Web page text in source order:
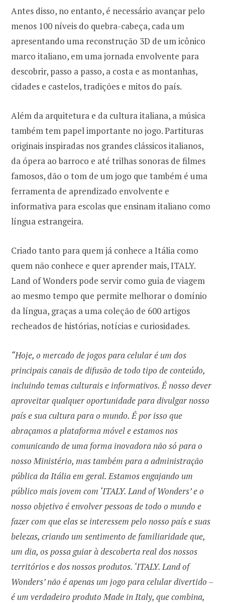
Antes disso, no entanto, é necessário avançar pelo
menos 100 níveis do quebra-cabeça, cada um
apresentando uma reconstrução 3D de um icônico
marco italiano, em uma jornada envolvente para
descobrir, passo a passo, a costa e as montanhas,
cidades e castelos, tradições e mitos do país.
Além da arquitetura e da cultura italiana, a música
também tem papel importante no jogo. Partituras
originais inspiradas nos grandes clássicos italianos,
da ópera ao barroco e até trilhas sonoras de filmes
famosos, dão o tom de um jogo que também é uma
ferramenta de aprendizado envolvente e
informativa para escolas que ensinam italiano como
língua estrangeira.
Criado tanto para quem já conhece a Itália como
quem não conhece e quer aprender mais, ITALY.
Land of Wonders pode servir como guia de viagem
ao mesmo tempo que permite melhorar o domínio
da língua, graças a uma coleção de 600 artigos
recheados de histórias, notícias e curiosidades.
“Hoje, o mercado de jogos para celular é um dos
principais canais de difusão de todo tipo de conteúdo,
incluindo temas culturais e informativos. É nosso dever
aproveitar qualquer oportunidade para divulgar nosso
país e sua cultura para o mundo. É por isso que
abraçamos a plataforma móvel e estamos nos
comunicando de uma forma inovadora não só para o
nosso Ministério, mas também para a administração
pública da Itália em geral. Estamos engajando um
público mais jovem com ‘ITALY. Land of Wonders’ e o
nosso objetivo é envolver pessoas de todo o mundo e
fazer com que elas se interessem pelo nosso país e suas
belezas, criando um sentimento de familiaridade que,
um dia, os possa guiar à descoberta real dos nossos
territórios e dos nossos produtos. ‘ITALY. Land of
Wonders’ não é apenas um jogo para celular divertido –
é um verdadeiro produto Made in Italy, que combina,